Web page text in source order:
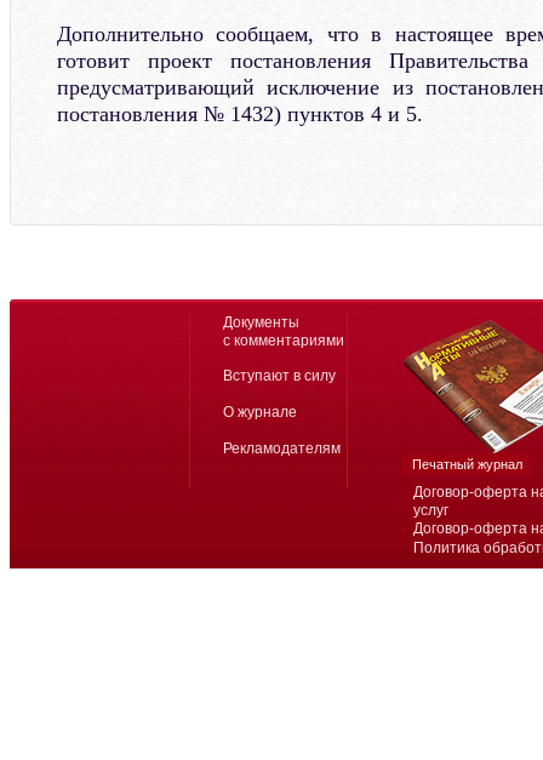
Дополнительно сообщаем, что в настоящее
готовит проект постановления
предусматривающий исключение из
постановления № 1432) пунктов 4 и 5.
Договор-оферта
услуг
Договор-оферта
Политика
Документы
с комментариями
Вступают в силу
О журнале
Рекламодателям
Печатный журнал